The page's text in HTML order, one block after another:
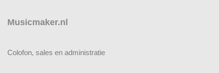
Musicmaker.nl
Colofon, sales en administratie